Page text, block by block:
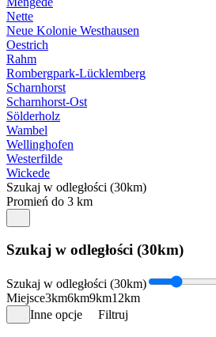
Nette
Neue Kolonie Westhausen
Oestrich
Rahm
Rombergpark-Lücklemberg
Scharnhorst
Scharnhorst-Ost
Sölderholz
Wambel
Wellinghofen
Westerfilde
Wickede
Szukaj w odległości (30km)
Promień do 3 km
Szukaj w odległości (30km)
Szukaj w odległości (30km)
Miejsce3km6km9km12km
Inne opcje
Filtruj